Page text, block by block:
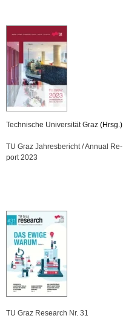
Tech­ni­sche Uni­ver­si­tät Graz (Hrsg.)
TU Graz Jah­res­be­richt / An­nu­al Re­
port 2023
TU Graz Re­se­arch Nr. 31